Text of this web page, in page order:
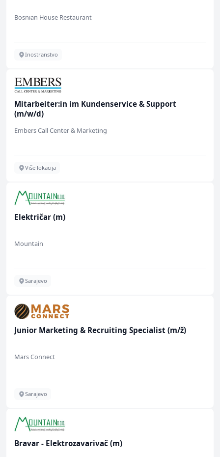
Bosnian House Restaurant
Inostranstvo
Mitarbeiter:in im Kundenservice & Support
(m/w/d)
Embers Call Center & Marketing
Više lokacija
Električar (m)
Mountain
Sarajevo
Junior Marketing & Recruiting Specialist (m/ž)
Mars Connect
Sarajevo
Bravar - Elektrozavarivač (m)